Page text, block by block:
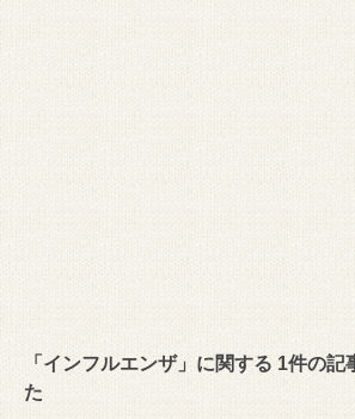
「インフルエンザ」に関する 1件の記
た